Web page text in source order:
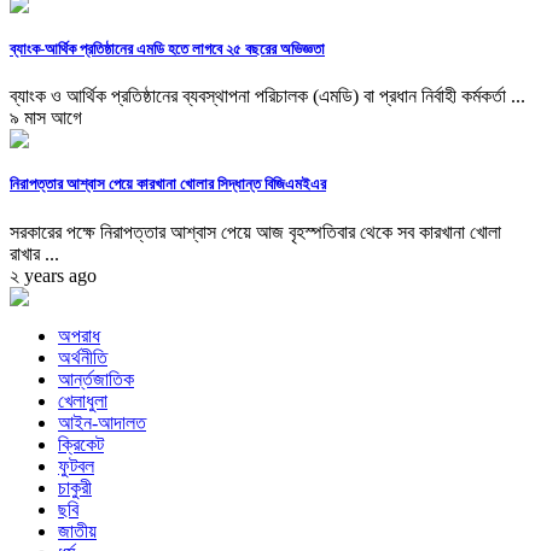
ব্যাংক-আর্থিক প্রতিষ্ঠানের এমডি হতে লাগবে ২৫ বছরের অভিজ্ঞতা
ব্যাংক ও আর্থিক প্রতিষ্ঠানের ব্যবস্থাপনা পরিচালক (এমডি) বা প্রধান নির্বাহী কর্মকর্তা ...
৯ মাস আগে
নিরাপত্তার আশ্বাস পেয়ে কারখানা খোলার সিদ্ধান্ত বিজিএমইএর
সরকারের পক্ষে নিরাপত্তার আশ্বাস পেয়ে আজ বৃহস্পতিবার থেকে সব কারখানা খোলা
রাখার ...
২ years ago
অপরাধ
অর্থনীতি
আর্ন্তজাতিক
খেলাধুলা
আইন-আদালত
ক্রিকেট
ফুটবল
চাকুরী
ছবি
জাতীয়